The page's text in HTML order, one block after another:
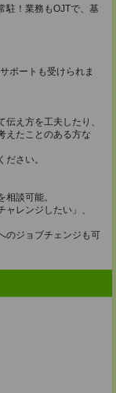
駐！業務もOJTで、基
ポートも受けられま
え方を工夫したり、
えたことのある方な
さい。
談可能。
レンジしたい」、
のジョブチェンジも可